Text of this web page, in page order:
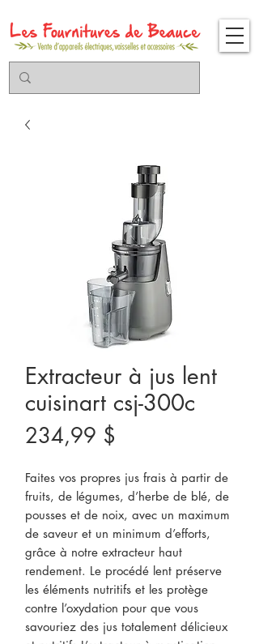
Extracteur à jus lent
cuisinart csj-300c
234,99 $
Faites vos propres jus frais à partir de
fruits, de légumes, d’herbe de blé, de
pousses et de noix, avec un maximum
de saveur et un minimum d’efforts,
grâce à notre extracteur haut
rendement. Le procédé lent préserve
les éléments nutritifs et les protège
contre l’oxydation pour que vous
savouriez des jus totalement délicieux